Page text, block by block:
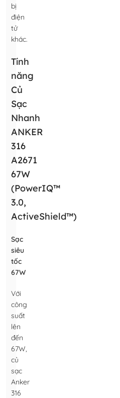
bị
điện
tử
khác.
Tính
năng
Củ
Sạc
Nhanh
ANKER
316
A2671
67W
(PowerIQ™
3.0,
ActiveShield™)
Sạc
siêu
tốc
67W
Với
công
suất
lên
đến
67W,
củ
sạc
Anker
316